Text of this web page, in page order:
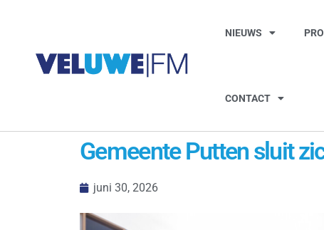
NIEUWS
CONTACT
Gemeente Putten sluit
juni 30, 2026